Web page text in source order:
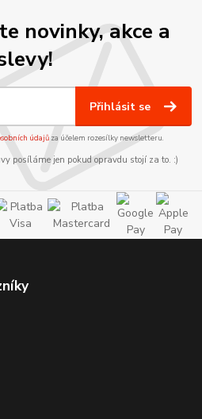
novinky, akce a
Přihlásit se
údajůza účelem rozesílky newsletteru.
posíláme jen pokud opravdu stojí za to. :)